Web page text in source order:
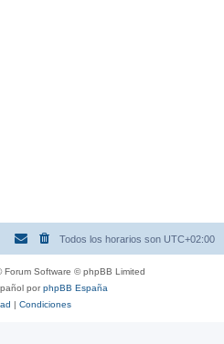
Todos los horarios son UTC+02:00
Forum Software © phpBB Limited
porphpBB España
| Condiciones